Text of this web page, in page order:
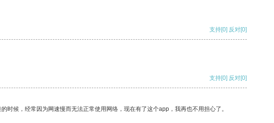
支持[0] 反对[0]
支持[0] 反对[0]
候，经常因为网速慢而无法正常使用网络，现在有了这个app，我再也不用担心了。